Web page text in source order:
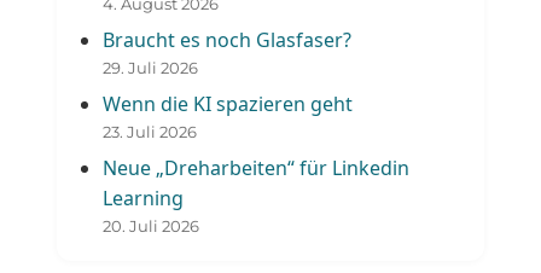
Braucht es noch Glasfaser?
29. Juli 2026
Wenn die KI spazieren geht
23. Juli 2026
Neue „Dreharbeiten“ für Linkedin
Learning
20. Juli 2026